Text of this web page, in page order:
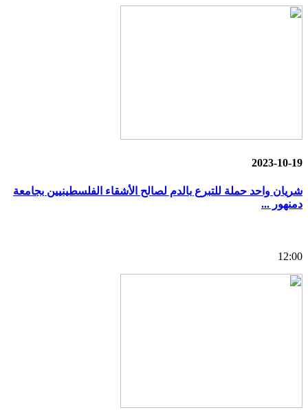
2023-10-19
شريان واحد حملة للتبرع بالدم لصالح الأشقاء الفلسطينيين بجامعة
دمنهور ...
12:00